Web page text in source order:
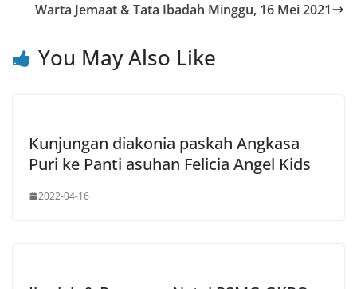
Warta Jemaat & Tata Ibadah Minggu, 16 Mei 2021
You May Also Like
Kunjungan diakonia paskah Angkasa
Puri ke Panti asuhan Felicia Angel Kids
2022-04-16